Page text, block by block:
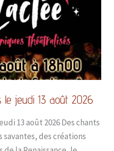
le jeudi 13 août 2026
13 août 2026 Des chants
des créations